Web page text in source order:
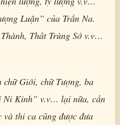
Luận” của Trần Na.
Thất Trùng Sớ v.v…
Giới, chữ Tượng, ba
Ni Kinh” v.v… lại nữa, cần
thi ca cũng được đưa